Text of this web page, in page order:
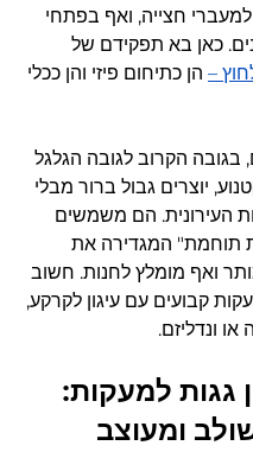
חצייה, ואף בפתחי
כאן בא תפקידם של
– הן כתיחום פיזי והן ככלי
בגובה הקרוב לגובה הגלגל
יוצרים גבול ברור מבלי
העירונית. הם משמשים
תוחמת" המגדירה את
ואף מומלץ לחנות. חשוב
קבועים עם עיגון לקרקע,
או ונדליזם.
גגות למעקות:
ומעוצב